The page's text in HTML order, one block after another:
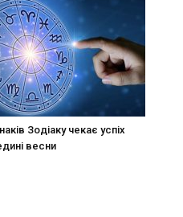
Зодіаку чекає успіх
весни